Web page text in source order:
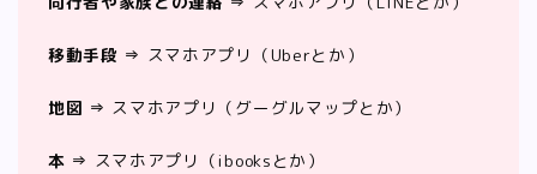
移動手段 ⇒ スマホアプリ（Uberとか）
地図 ⇒ スマホアプリ（グーグルマップとか）
本 ⇒ スマホアプリ（ibooksとか）